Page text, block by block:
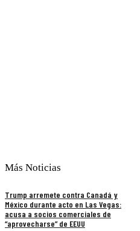
Más Noticias
Trump arremete contra Canadá y
México durante acto en Las Vegas:
acusa a socios comerciales de
“aprovecharse” de EEUU